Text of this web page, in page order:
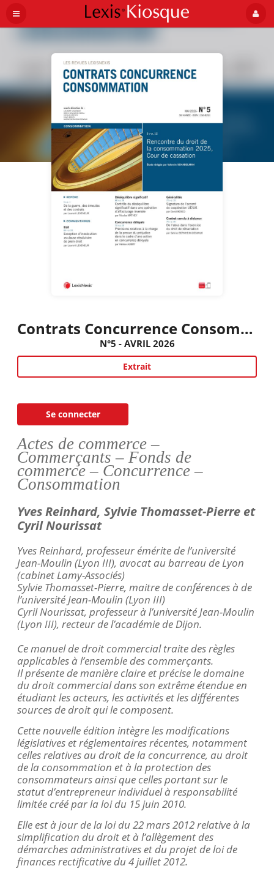
Contrats Concurrence Consommation
N°5 - AVRIL 2026
Extrait
Se connecter
Actes de commerce –
Commerçants – Fonds de
commerce – Concurrence –
Consommation
Yves Reinhard, Sylvie Thomasset-Pierre et
CyrilNourissat
Yves Reinhard, professeur émérite de l’université
Jean-Moulin (Lyon III), avocat au barreau de Lyon
(cabinet Lamy-Associés)
Sylvie Thomasset-Pierre, maitre de conférences à de
l’université Jean-Moulin (Lyon III)
CyrilNourissat, professeur à l’université Jean-Moulin
(Lyon III), recteur de l’académie de Dijon.
Ce manuel de droit commercial traite des règles
applicables à l’ensemble des commerçants.
Il présente de manière claire et précise le domaine
du droit commercial dans son extrême étendue en
étudiant les acteurs, les activités et les différentes
sources de droit qui le composent.
Cette nouvelle édition intègre les modifications
législatives et réglementaires récentes, notamment
celles relatives au droit de la concurrence, au droit
de la consommation et à la protection des
consommateurs ainsi que celles portant sur le
statut d’entrepreneur individuel à responsabilité
limitée créé par la loi du 15 juin 2010.
Elle est à jour de la loi du 22 mars 2012 relative à la
simplification du droit et à l’allègement des
démarches administratives et du projet de loi de
finances rectificative du 4 juillet 2012.